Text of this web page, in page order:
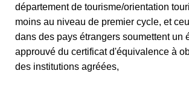
département de tourisme/orientation
moins au niveau de premier cycle, et
dans des pays étrangers soumettent un
approuvé du certificat d'équivalence à
des institutions agréées,